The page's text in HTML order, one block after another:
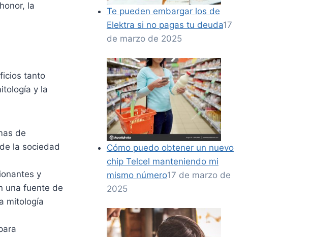
la
tanto
y la
de
la sociedad
y
una fuente de
mitología
Te pueden embargar los de
Elektra si no pagas tu deuda17
de marzo de 2025
Cómo puedo obtener un nuevo
chip Telcel manteniendo mi
mismo número17 de marzo de
2025